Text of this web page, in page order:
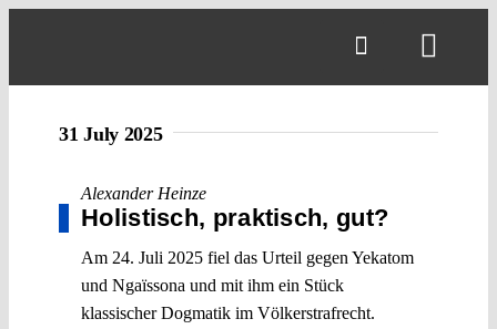
31 July 2025
Alexander Heinze
Holistisch, praktisch, gut?
Am 24. Juli 2025 fiel das Urteil gegen Yekatom
und Ngaïssona und mit ihm ein Stück
klassischer Dogmatik im Völkerstrafrecht.